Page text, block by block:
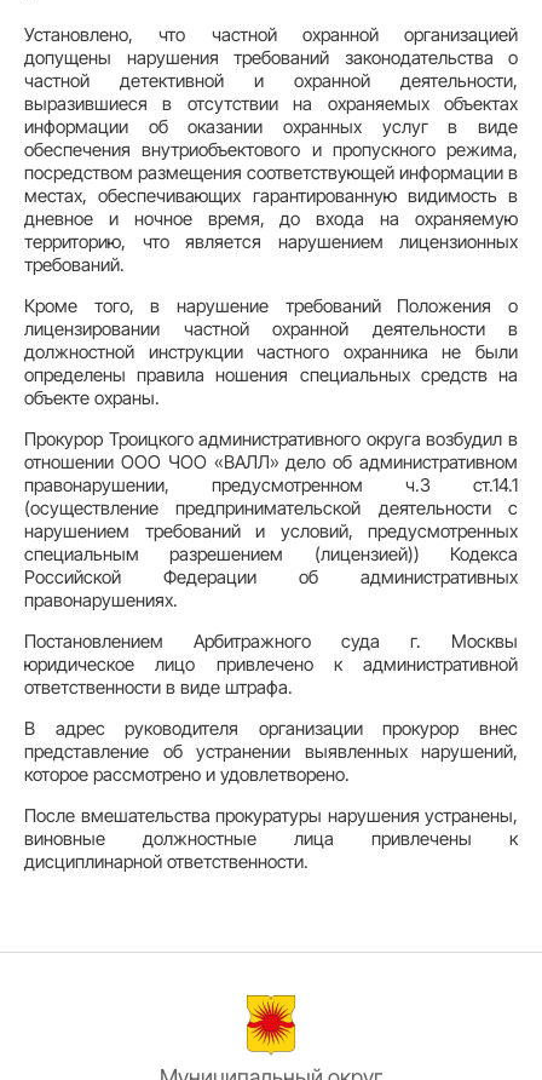
Установлено, что частной охранной организацией
допущены нарушения требований законодательства о
частной детективной и охранной деятельности,
выразившиеся в отсутствии на охраняемых объектах
информации об оказании охранных услуг в виде
обеспечения внутриобъектового и пропускного режима,
посредством размещения соответствующей информации в
местах, обеспечивающих гарантированную видимость в
дневное и ночное время, до входа на охраняемую
территорию, что является нарушением лицензионных
требований.
Кроме того, в нарушение требований Положения о
лицензировании частной охранной деятельности в
должностной инструкции частного охранника не были
определены правила ношения специальных средств на
объекте охраны.
Прокурор Троицкого административного округа возбудил в
отношении ООО ЧОО «ВАЛЛ» дело об административном
правонарушении, предусмотренном ч.3 ст.14.1
(осуществление предпринимательской деятельности с
нарушением требований и условий, предусмотренных
специальным разрешением (лицензией)) Кодекса
Российской Федерации об административных
правонарушениях.
Постановлением Арбитражного суда г. Москвы
юридическое лицо привлечено к административной
ответственности в виде штрафа.
В адрес руководителя организации прокурор внес
представление об устранении выявленных нарушений,
которое рассмотрено и удовлетворено.
После вмешательства прокуратуры нарушения устранены,
виновные должностные лица привлечены к
дисциплинарной ответственности.